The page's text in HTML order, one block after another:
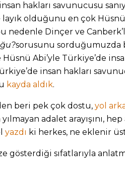
hakları savunucusu
layık olduğunu en çok
nedenle Dinçer ve
sorusunu sorduğumuzda
Abi’yle Türkiye’de
insan hakları
kayda aldık.
beri pek çok dostu, yol
adalet arayışını,
yazdı ki herkes, ne eklenir
gösterdiği sıfatlarıyla